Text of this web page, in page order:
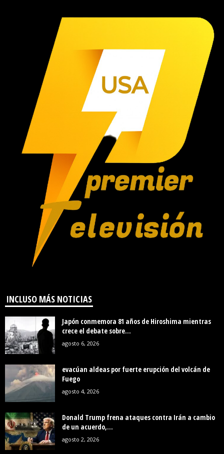
INCLUSO MÁS NOTICIAS
Japón conmemora 81 años de Hiroshima mientras
crece el debate sobre...
agosto 6, 2026
evacúan aldeas por fuerte erupción del volcán de
Fuego
agosto 4, 2026
Donald Trump frena ataques contra Irán a cambio
de un acuerdo,...
agosto 2, 2026